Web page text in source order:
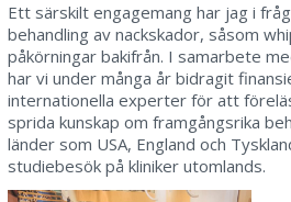
Ett särskilt engagemang har jag i
behandling av nackskador, såsom
påkörningar bakifrån. I samarbete
har vi under många år bidragit
internationella experter för att
sprida kunskap om framgångsrika
länder som USA, England och
studiebesök på kliniker utomlands.